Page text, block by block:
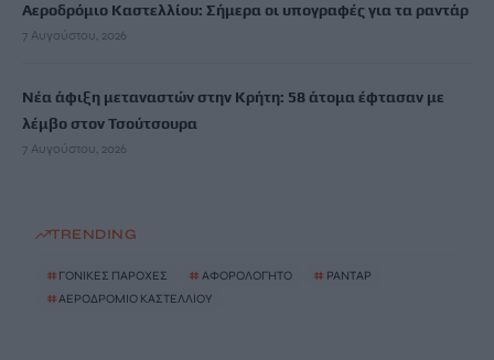
Αεροδρόμιο Καστελλίου: Σήμερα οι υπογραφές για τα ραντάρ
7 Αυγούστου, 2026
Νέα άφιξη μεταναστών στην Κρήτη: 58 άτομα έφτασαν με
λέμβο στον Τσούτσουρα
7 Αυγούστου, 2026
TRENDING
# ΓΟΝΙΚΕΣ ΠΑΡΟΧΕΣ # ΑΦΟΡΟΛΟΓΗΤΟ # ΡΑΝΤΑΡ
#ΑΕΡΟΔΡΟΜΙΟ ΚΑΣΤΕΛΛΙΟΥ